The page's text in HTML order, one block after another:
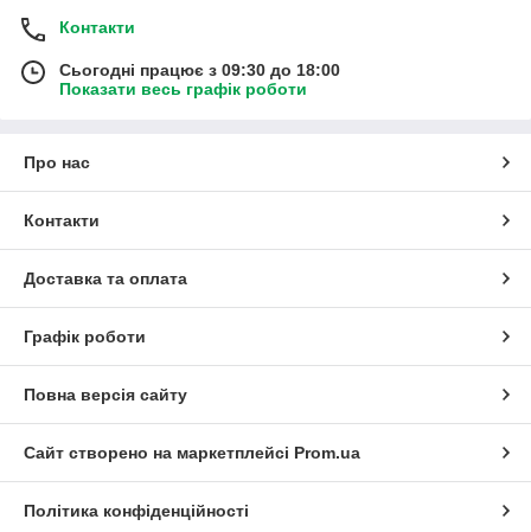
Контакти
Сьогодні працює з 09:30 до 18:00
Показати весь графік роботи
Про нас
Контакти
Доставка та оплата
Графік роботи
Повна версія сайту
Сайт створено на маркетплейсі Prom.ua
Політика конфіденційності